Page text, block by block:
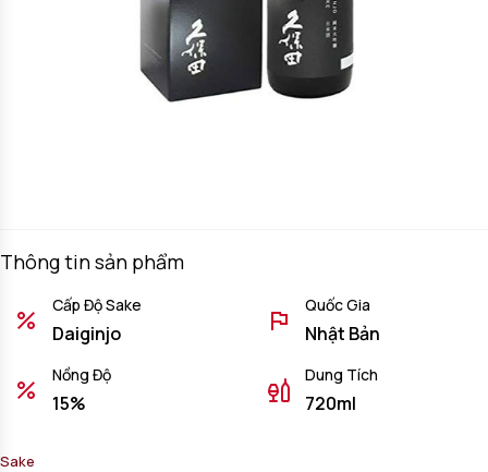
Thông tin sản phẩm
Cấp Độ Sake
Daiginjo
Quốc Gia
Nhật Bản
Nồng Độ
15%
Dung Tích
720ml
Sake